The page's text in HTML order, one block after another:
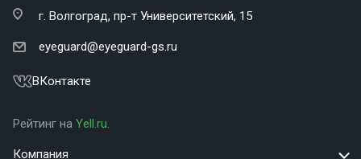
г. Волгоград, пр-т Университетский, 15
eyeguard@eyeguard-gs.ru
ВКонтакте
Рейтинг на Yell.ru.
Компания